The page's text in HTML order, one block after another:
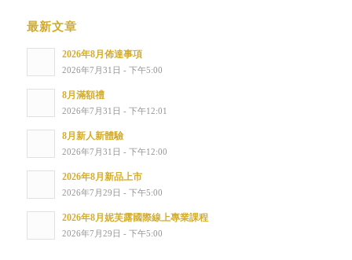
最新文章
2026年8月佈達事項
2026年7月31日 - 下午5:00
8月滿額禮
2026年7月31日 - 下午12:01
8月新人新體驗
2026年7月31日 - 下午12:00
2026年8月新品上市
2026年7月29日 - 下午5:00
2026年8月妮芙露國際線上專業課程
2026年7月29日 - 下午5:00